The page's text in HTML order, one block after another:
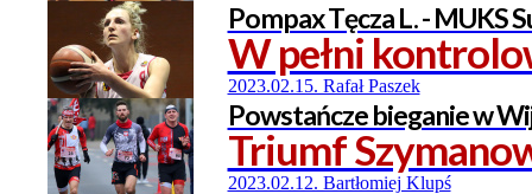
Pompax Tęcza L. - MUKS
W pełni
2023.02.15. Rafał Paszek
Powstańcze bieganie w
Triumf
2023.02.12. Bartłomiej Klupś